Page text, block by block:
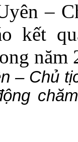
– Chủ